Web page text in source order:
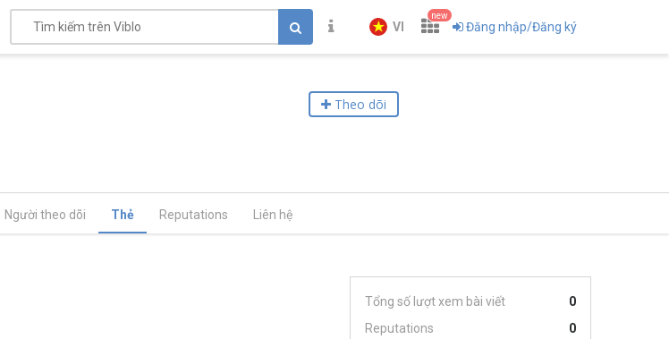
VI
new
Đăng nhập/Đăng ký
Theo dõi
Người theo dõi Thẻ Reputations Liên hệ
Tổng số lượt xem bài viết
0
Reputations
0